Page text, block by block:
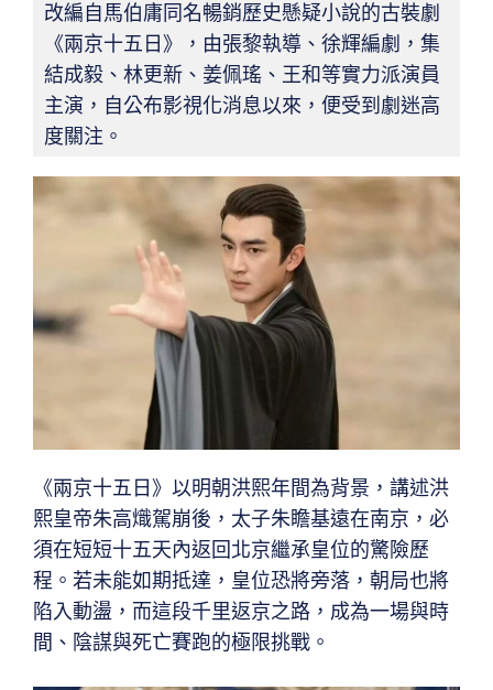
改編自馬伯庸同名暢銷歷史懸疑小說的古裝劇
《兩京十五日》，由張黎執導、徐輝編劇，集
結成毅、林更新、姜佩瑤、王和等實力派演員
主演，自公布影視化消息以來，便受到劇迷高
度關注。
《兩京十五日》以明朝洪熙年間為背景，講述洪
熙皇帝朱高熾駕崩後，太子朱瞻基遠在南京，必
須在短短十五天內返回北京繼承皇位的驚險歷
程。若未能如期抵達，皇位恐將旁落，朝局也將
陷入動盪，而這段千里返京之路，成為一場與時
間、陰謀與死亡賽跑的極限挑戰。